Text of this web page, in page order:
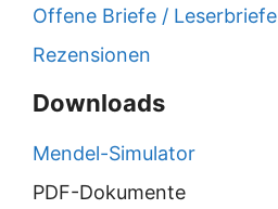
Offene Briefe / Leserbriefe
Rezensionen
Downloads
Mendel-Simulator
PDF-Dokumente